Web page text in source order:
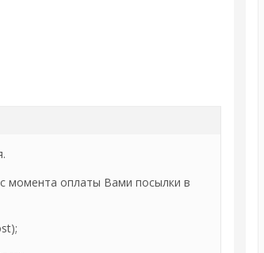
момента оплаты Вами посылки в